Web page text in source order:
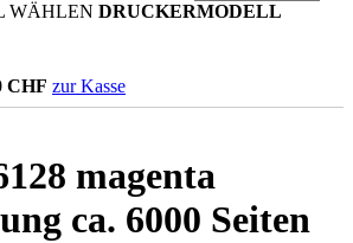
WÄHLEN DRUCKERMODELL
CHF zur Kasse
magenta
ca. 6000 Seiten